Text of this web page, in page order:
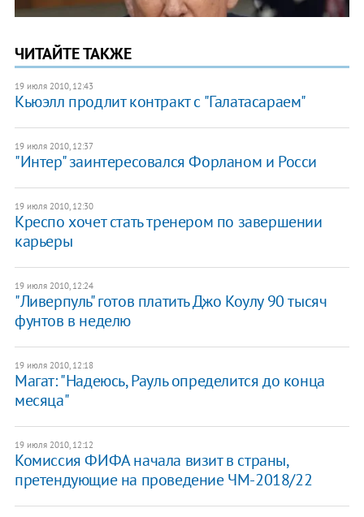
ЧИТАЙТЕ ТАКЖЕ
19 июля 2010, 12:43
Кьюэлл продлит контракт с "Галатасараем"
19 июля 2010, 12:37
"Интер" заинтересовался Форланом и Росси
19 июля 2010, 12:30
Креспо хочет стать тренером по завершении
карьеры
19 июля 2010, 12:24
"Ливерпуль" готов платить Джо Коулу 90 тысяч
фунтов в неделю
19 июля 2010, 12:18
Магат: "Надеюсь, Рауль определится до конца
месяца"
19 июля 2010, 12:12
Комиссия ФИФА начала визит в страны,
претендующие на проведение ЧМ-2018/22